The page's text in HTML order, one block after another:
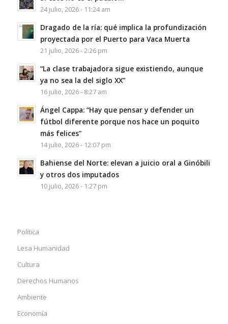
24 julio, 2026 - 11:24 am
Dragado de la ría: qué implica la profundización
proyectada por el Puerto para Vaca Muerta
21 julio, 2026 - 2:26 pm
“La clase trabajadora sigue existiendo, aunque
ya no sea la del siglo XX”
16 julio, 2026 - 8:27 am
Ángel Cappa: “Hay que pensar y defender un
fútbol diferente porque nos hace un poquito
más felices”
14 julio, 2026 - 12:07 pm
Bahiense del Norte: elevan a juicio oral a Ginóbili
y otros dos imputados
10 julio, 2026 - 1:27 pm
Política
Lesa Humanidad
Cultura
Derechos Humanos
Ambiente
Economía